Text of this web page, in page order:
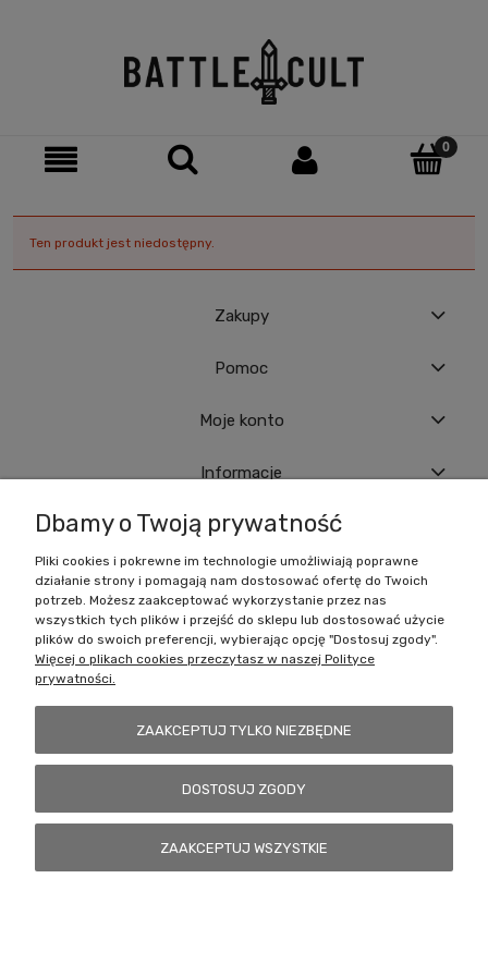
Ten produkt jest niedostępny.
Zakupy
Pomoc
Moje konto
Informacje
Battlecult | ul. Benedykta Dybowskiego 45/7, 41-208 Sosnowiec, woj.
śląskie | Email:kontakt@battlecult.plTel.: 669966242 | NIP:
6443563610 REGON: 520502331
POKAŻ PEŁNĄ WERSJĘ STRONY
Dbamy o Twoją prywatność
Pliki cookies i pokrewne im technologie umożliwiają poprawne
działanie strony i pomagają nam dostosować ofertę do Twoich
potrzeb. Możesz zaakceptować wykorzystanie przez nas
wszystkich tych plików i przejść do sklepu lub dostosować użycie
plików do swoich preferencji, wybierając opcję "Dostosuj zgody".
Więcej o plikach cookies przeczytasz w naszej Polityce
prywatności.
ZAAKCEPTUJ TYLKO NIEZBĘDNE
DOSTOSUJ ZGODY
ZAAKCEPTUJ WSZYSTKIE